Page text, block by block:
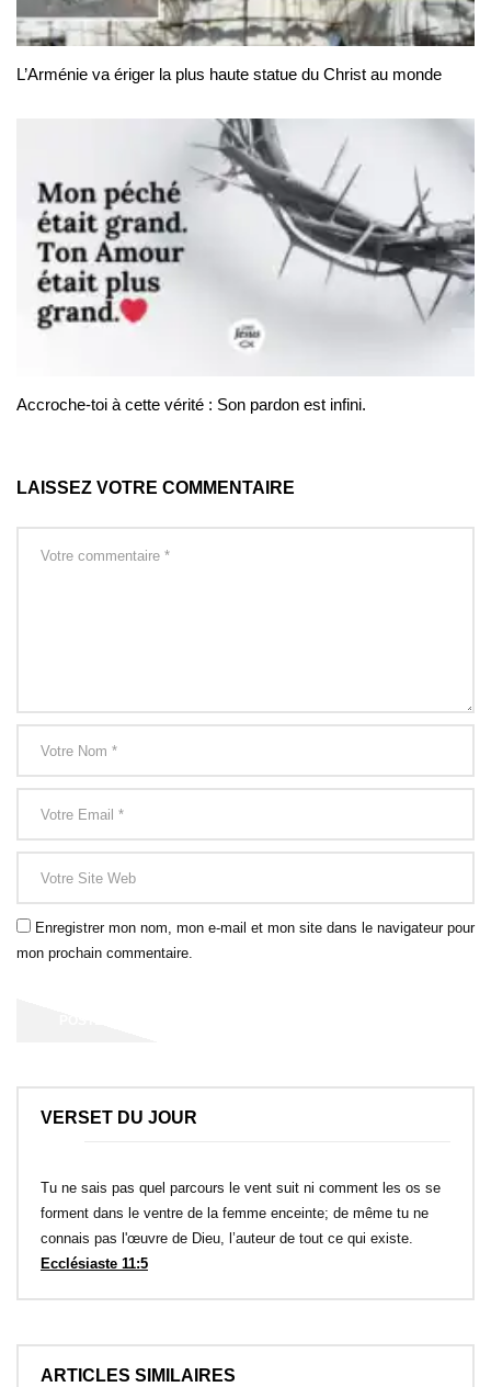
L’Arménie va ériger la plus haute statue du Christ au monde
Accroche-toi à cette vérité : Son pardon est infini.
LAISSEZ VOTRE COMMENTAIRE
Enregistrer mon nom, mon e-mail et mon site dans le navigateur pour
mon prochain commentaire.
VERSET DU JOUR
Tu ne sais pas quel parcours le vent suit ni comment les os se
forment dans le ventre de la femme enceinte; de même tu ne
connais pas l'œuvre de Dieu, l’auteur de tout ce qui existe.
Ecclésiaste 11:5
ARTICLES SIMILAIRES